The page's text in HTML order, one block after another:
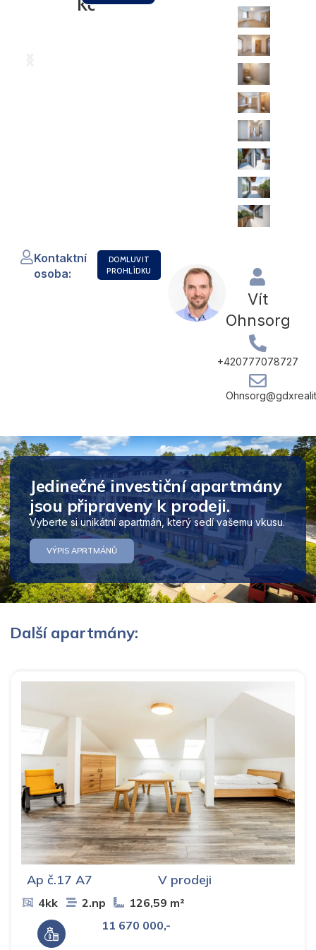
Kontaktní
osoba:
DOMLUVIT
PROHLÍDKU
Vít
Ohnsorg
+420777078727
Kč
Jedinečné investiční apartmány
jsou připraveny k prodeji.
Vyberte si unikátní apartmán, který sedí vašemu vkusu.
VÝPIS APRTMÁNŮ
Další apartmány:
Ap č.17 A7 V prodeji
4kk 2.np
126,59 m²
11 670 000,-